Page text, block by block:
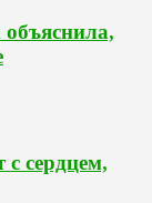
с сердцем,